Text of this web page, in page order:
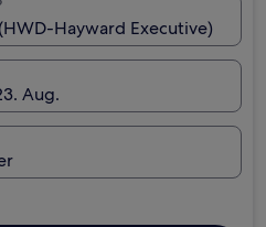
Hayward Executive)
Aug.